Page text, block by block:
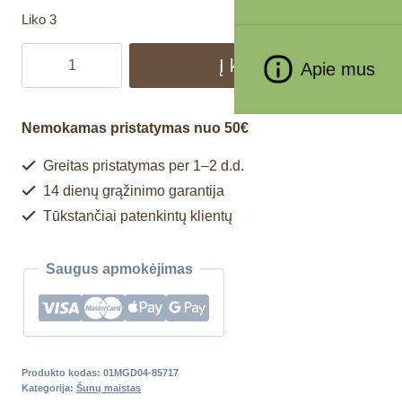
Apie mus
Liko 3
Į krepšelį
Nemokamas pristatymas nuo 50€
Greitas pristatymas per 1–2 d.d.
14 dienų grąžinimo garantija
Tūkstančiai patenkintų klientų
Saugus apmokėjimas
Produkto kodas: 01MGD04-85717
Kategorija: Šunų maistas